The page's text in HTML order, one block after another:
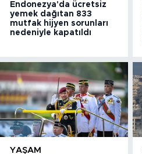
Endonezya'da ücretsiz
yemek dağıtan 833
mutfak hijyen sorunları
nedeniyle kapatıldı
YAŞAM